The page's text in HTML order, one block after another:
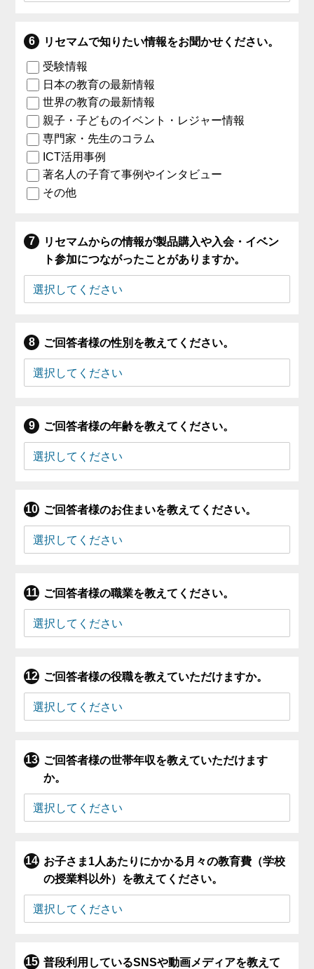
リセマムで知りたい情報をお聞かせください。
受験情報
日本の教育の最新情報
世界の教育の最新情報
親子・子どものイベント・レジャー情報
専門家・先生のコラム
ICT活用事例
著名人の子育て事例やインタビュー
その他
リセマムからの情報が製品購入や入会・イベン
ト参加につながったことがありますか。
ご回答者様の性別を教えてください。
ご回答者様の年齢を教えてください。
ご回答者様のお住まいを教えてください。
ご回答者様の職業を教えてください。
ご回答者様の役職を教えていただけますか。
ご回答者様の世帯年収を教えていただけます
か。
お子さま1人あたりにかかる月々の教育費（学校
の授業料以外）を教えてください。
普段利用しているSNSや動画メディアを教えて